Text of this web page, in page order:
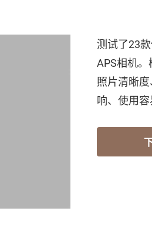
测试了23
APS相机
照片清晰
响、使用容